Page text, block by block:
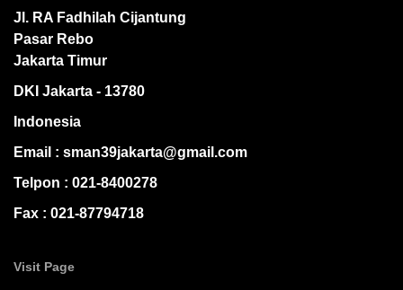
Jl. RA Fadhilah Cijantung
Pasar Rebo
Jakarta Timur
DKI Jakarta - 13780
Indonesia
Email : sman39jakarta@gmail.com
Telpon : 021-8400278
Fax : 021-87794718
Visit Page